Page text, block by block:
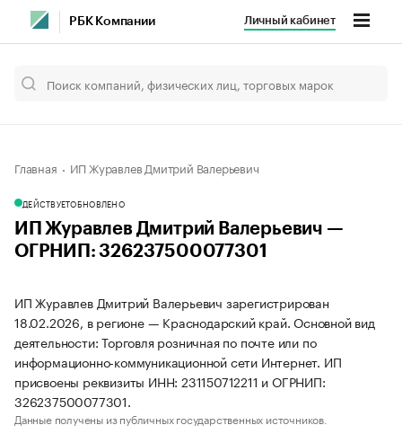
РБК Компании Личный кабинет
Главная ИП Журавлев Дмитрий Валерьевич
ДЕЙСТВУЕТОБНОВЛЕНО
ИП Журавлев Дмитрий Валерьевич —
ОГРНИП: 326237500077301
ИП Журавлев Дмитрий Валерьевич зарегистрирован
18.02.2026, в регионе — Краснодарский край. Основной вид
деятельности: Торговля розничная по почте или по
информационно-коммуникационной сети Интернет. ИП
присвоены реквизиты ИНН: 231150712211 и ОГРНИП:
326237500077301.
Данные получены из публичных государственных источников.